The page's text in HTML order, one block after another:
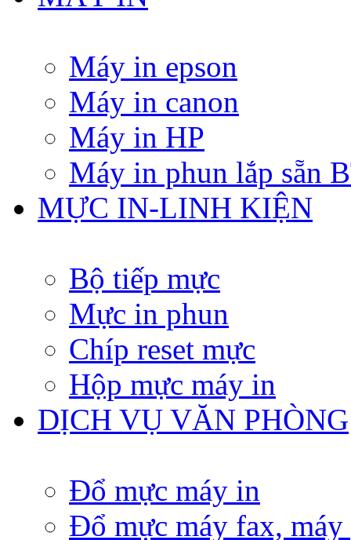
Máy in epson
Máy in canon
Máy in HP
Máy in phun lắp sẵn
MỰC IN-LINH KIỆN
Bộ tiếp mực
Mực in phun
Chíp reset mực
Hộp mực máy in
DỊCH VỤ VĂN PHÒNG
Đổ mực máy in
Đổ mực máy fax, máy